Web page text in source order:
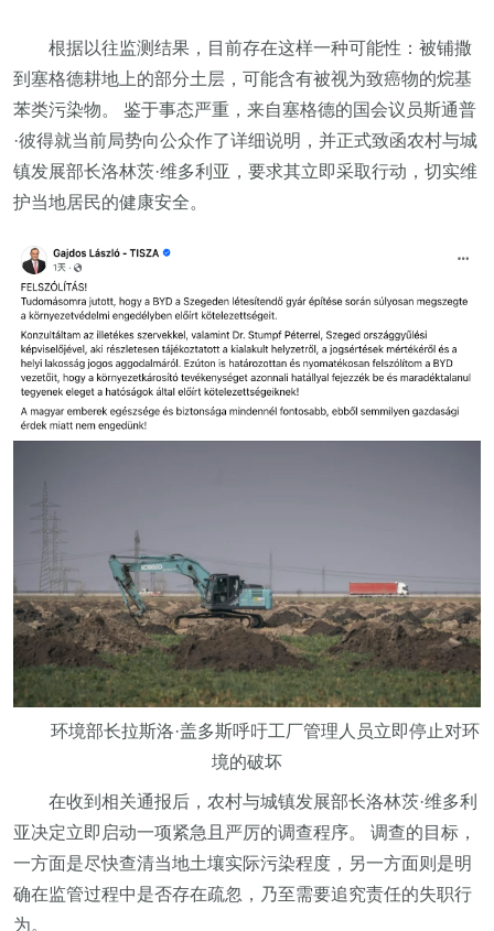
根据以往监测结果，目前存在这样一种可能性：被铺撒
到塞格德耕地上的部分土层，可能含有被视为致癌物的烷基
苯类污染物。 鉴于事态严重，来自塞格德的国会议员斯通普
·彼得就当前局势向公众作了详细说明，并正式致函农村与城
镇发展部长洛林茨·维多利亚，要求其立即采取行动，切实维
护当地居民的健康安全。
环境部长拉斯洛·盖多斯呼吁工厂管理人员立即停止对环
境的破坏
在收到相关通报后，农村与城镇发展部长洛林茨·维多利
亚决定立即启动一项紧急且严厉的调查程序。 调查的目标，
一方面是尽快查清当地土壤实际污染程度，另一方面则是明
确在监管过程中是否存在疏忽，乃至需要追究责任的失职行
为。